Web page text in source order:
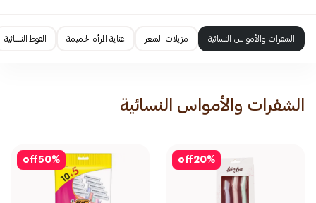
الشفرات والأمواس النسائية مزيلات الشعر عناية المرأة الحميمة الفوط النسائية
الشفرات والأمواس النسائية
20%
off
50%
off